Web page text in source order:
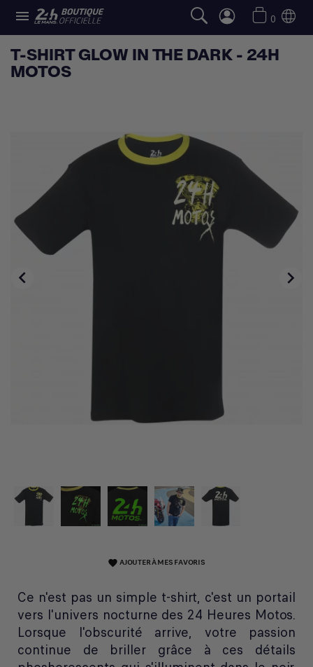
 0
T-SHIRT GLOW IN THE DARK - 24H
MOTOS
 
favorite AJOUTER À MES FAVORIS
Ce n'est pas un simple t-shirt, c'est un portail
vers l'univers nocturne des 24 Heures Motos.
Lorsque l'obscurité arrive, votre passion
continue de briller grâce à ces détails